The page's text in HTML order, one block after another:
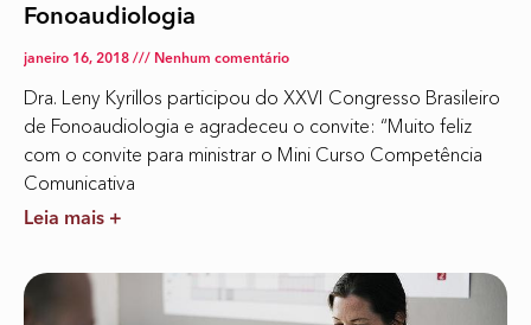
Fonoaudiologia
janeiro 16, 2018 Nenhum comentário
Dra. Leny Kyrillos participou do XXVI Congresso Brasileiro
de Fonoaudiologia e agradeceu o convite: “Muito feliz
com o convite para ministrar o Mini Curso Competência
Comunicativa
Leia mais +